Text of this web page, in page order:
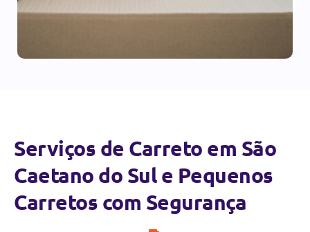
Serviços de Carreto em São
Caetano do Sul e Pequenos
Carretos com Segurança